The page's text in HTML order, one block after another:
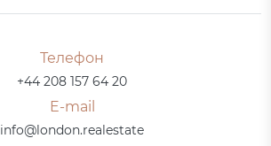
Телефон
+44 208 157 64 20
E-mail
info@london.realestate